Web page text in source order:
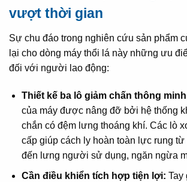
vượt thời gian
Sự chu đáo trong nghiên cứu sản phẩm
lại cho dòng máy thổi lá này những ưu
đối với người lao động:
Thiết kế ba lô giảm chấn thông
của máy được nâng đỡ bởi hệ thống
chắn có đệm lưng thoáng khí. Các lò
cấp giúp cách ly hoàn toàn lực rung từ
đến lưng người sử dụng, ngăn ngừa
Cần điều khiển tích hợp tiện lợi: Tay